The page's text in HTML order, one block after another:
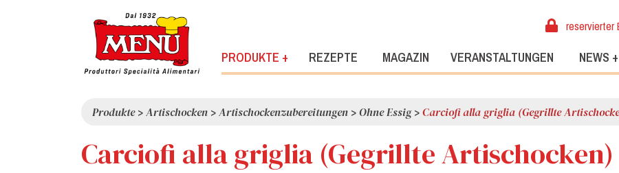
reservierter
PRODUKTE + REZEPTE MAGAZIN VERANSTALTUNGEN NEWS +
Produkte>Artischocken >Artischockenzubereitungen >Ohne Essig>Carciofi alla griglia (Gegrillte
Carciofi alla griglia (Gegrillte Artischocken)